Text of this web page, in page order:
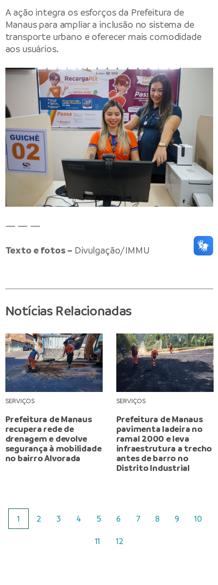
A ação integra os esforços da Prefeitura de
Manaus para ampliar a inclusão no sistema de
transporte urbano e oferecer mais comodidade
aos usuários.
— — —
Texto e fotos – Divulgação/IMMU
Notícias Relacionadas
SERVIÇOS
Prefeitura de Manaus
recupera rede de
drenagem e devolve
segurança à mobilidade
no bairro Alvorada
SERVIÇOS
Prefeitura de Manaus
pavimenta ladeira no
ramal 2000 e leva
infraestrutura a trecho
antes de barro no
Distrito Industrial
1 2 3 4 5 6 7 8 9 10
11 12